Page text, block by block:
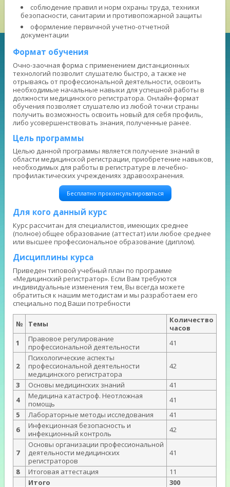
соблюдение правил и норм охраны труда, техники
безопасности, санитарии и противопожарной защиты
оформление первичной учетно-отчетной
документации
Формат обучения
Очно-заочная форма с применением дистанционных
технологий позволит слушателю быстро, а также не
отрываясь от профессиональной деятельности, освоить
необходимые начальные навыки для успешной работы в
должности медицинского регистратора. Онлайн-формат
обучения позволяет слушателю из любой точки страны
получить возможность освоить новый для себя профиль,
либо усовершенствовать знания, полученные ранее.
Цель программы
Целью данной программы является получение знаний в
области медицинской регистрации, приобретение навыков,
необходимых для работы в регистратуре в лечебно-
профилактических учреждениях здравоохранения.
Бесплатно проконсультироваться
Для кого данный курс
Курс рассчитан для специалистов, имеющих среднее
(полное) общее образование (аттестат) или любое среднее
или высшее профессиональное образование (диплом).
Дисциплины курса
Приведен типовой учебный план по программе
«Медицинский регистратор». Если Вам требуются
индивидуальные изменения тем, Вы всегда можете
обратиться к нашим методистам и мы разработаем его
специально под Ваши потребности
№ Темы
Количество
часов
1
Правовое регулирование
профессиональной деятельности
41
2
Психологические аспекты
профессиональной деятельности
медицинского регистратора
42
3 Основы медицинских знаний
41
4
Медицина катастроф. Неотложная
помощь
41
5
Лабораторные методы исследования
41
6
Инфекционная безопасность и
инфекционный контроль
42
7
Основы организации профессиональной
деятельности медицинских
регистраторов
41
8 Итоговая аттестация
11
Итого
300